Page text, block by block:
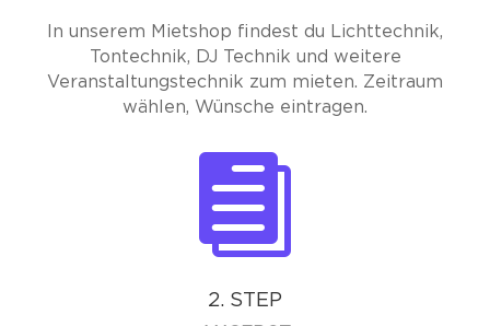
In unserem Mietshop findest du Lichttechnik,
Tontechnik, DJ Technik und weitere
Veranstaltungstechnik zum mieten. Zeitraum
wählen, Wünsche eintragen.

2. STEP